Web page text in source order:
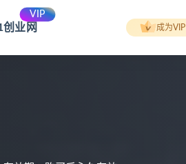
创业网
VIP
成为VIP